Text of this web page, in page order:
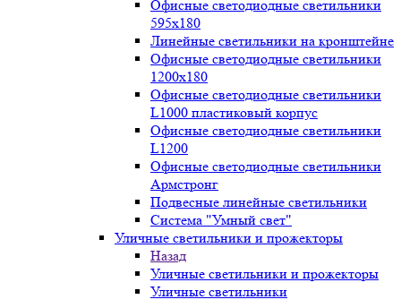
Офисные светодиодные светильники
595х180
Линейные светильники на кронштейне
Офисные светодиодные светильники
1200x180
Офисные светодиодные светильники
L1000 пластиковый корпус
Офисные светодиодные светильники
L1200
Офисные светодиодные светильники
Армстронг
Подвесные линейные светильники
Система "Умный свет"
Уличные светильники и прожекторы
Назад
Уличные светильники и прожекторы
Уличные светильники